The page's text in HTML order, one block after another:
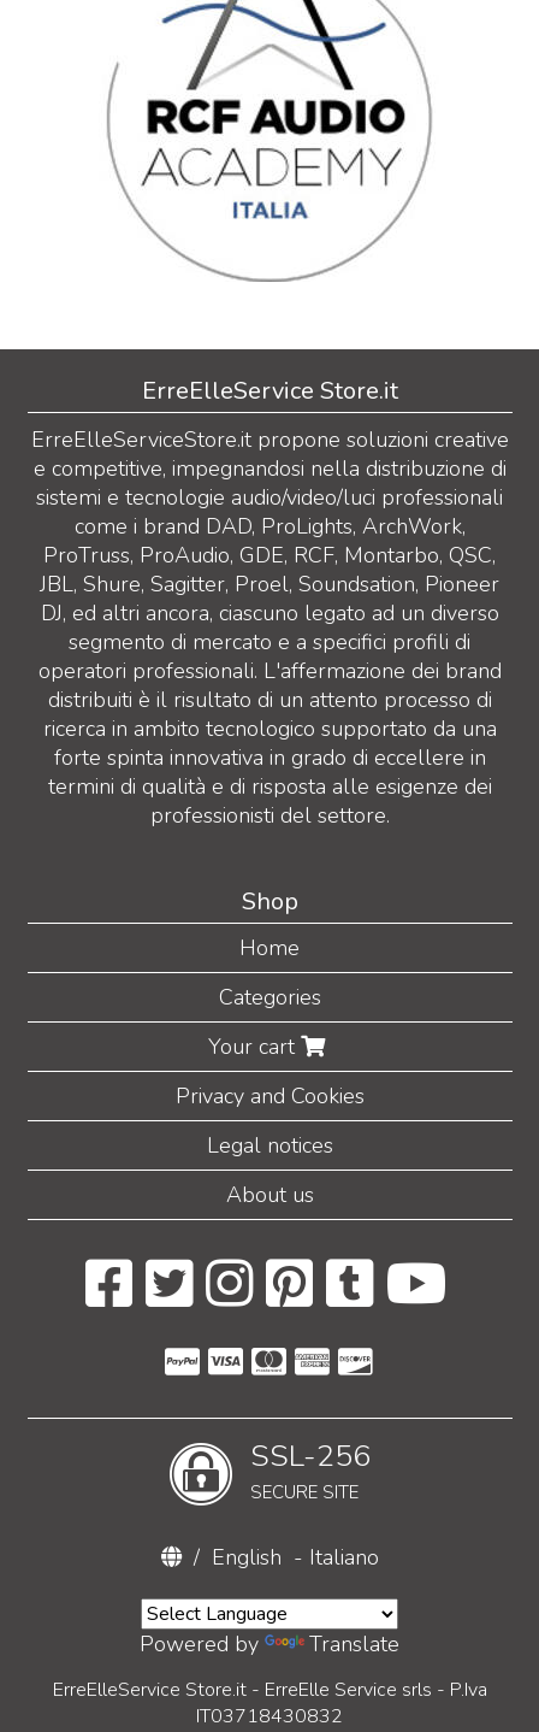
ErreElleService Store.it
ErreElleServiceStore.it propone soluzioni creative
e competitive, impegnandosi nella distribuzione di
sistemi e tecnologie audio/video/luci professionali
come i brand DAD, ProLights, ArchWork,
ProTruss, ProAudio, GDE, RCF, Montarbo, QSC,
JBL, Shure, Sagitter, Proel, Soundsation, Pioneer
DJ, ed altri ancora, ciascuno legato ad un diverso
segmento di mercato e a specifici profili di
operatori professionali. L'affermazione dei brand
distribuiti è il risultato di un attento processo di
ricerca in ambito tecnologico supportato da una
forte spinta innovativa in grado di eccellere in
termini di qualità e di risposta alle esigenze dei
professionisti del settore.
Shop
Home
Categories
Your cart
Privacy and Cookies
Legal notices
About us
SSL-256
SECURE SITE
/ English - Italiano
Powered by Translate
ErreElleService Store.it - ErreElle Service srls - P.Iva
IT03718430832